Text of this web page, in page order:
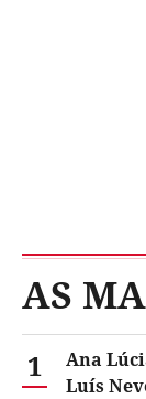
AS
1
Ana
Luís